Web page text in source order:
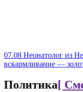
07.08 Неонатолог из
вскармливание —
Политика[